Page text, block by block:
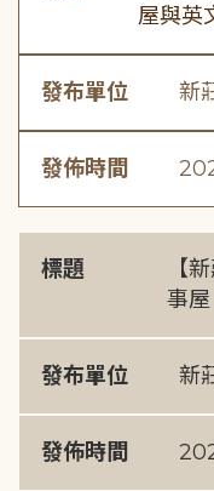
屋與英
發布單位 新
發佈時間
標題
【
事屋
發布單位 新
發佈時間